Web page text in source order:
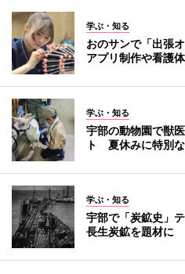
学ぶ・知る
おのサンで「出張
アプリ制作や看護
学ぶ・知る
宇部の動物園で獣
ト 夏休みに特別
学ぶ・知る
宇部で「炭鉱史」
長生炭鉱を題材に